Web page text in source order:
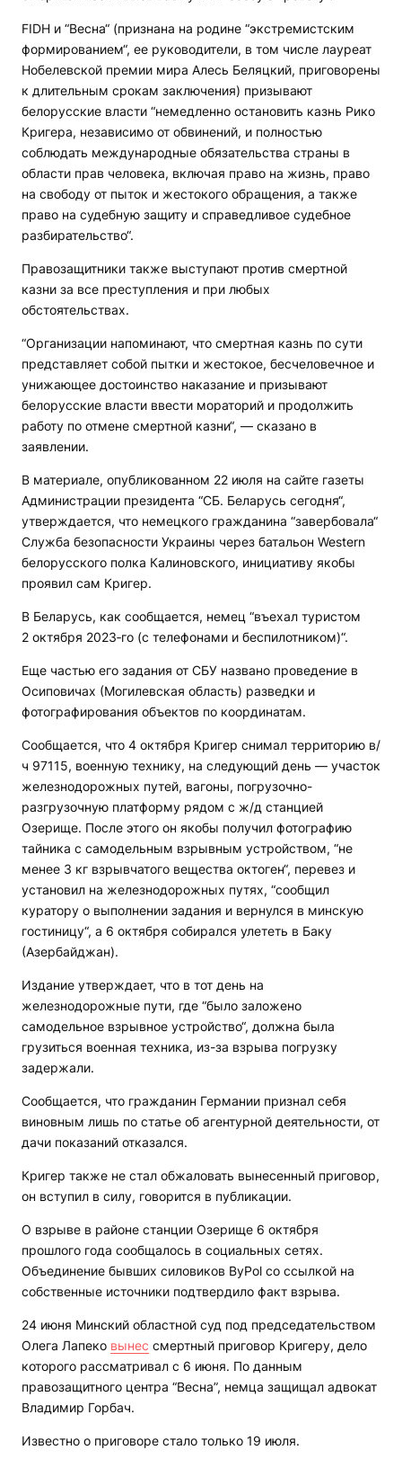
FIDH и “Весна“ (признана на родине “экстремистским
формированием“, ее руководители, в том числе лауреат
Нобелевской премии мира Алесь Беляцкий, приговорены
к длительным срокам заключения) призывают
белорусские власти “немедленно остановить казнь Рико
Кригера, независимо от обвинений, и полностью
соблюдать международные обязательства страны в
области прав человека, включая право на жизнь, право
на свободу от пыток и жестокого обращения, а также
право на судебную защиту и справедливое судебное
разбирательство“.
Правозащитники также выступают против смертной
казни за все преступления и при любых
обстоятельствах.
“Организации напоминают, что смертная казнь по сути
представляет собой пытки и жестокое, бесчеловечное и
унижающее достоинство наказание и призывают
белорусские власти ввести мораторий и продолжить
работу по отмене смертной казни“, — сказано в
заявлении.
В материале, опубликованном 22 июля на сайте газеты
Администрации президента “СБ. Беларусь сегодня“,
утверждается, что немецкого гражданина “завербовала“
Служба безопасности Украины через батальон Western
белорусского полка Калиновского, инициативу якобы
проявил сам Кригер.
В Беларусь, как сообщается, немец “въехал туристом
2 октября 2023‑го (с телефонами и беспилотником)“.
Еще частью его задания от СБУ названо проведение в
Осиповичах (Могилевская область) разведки и
фотографирования объектов по координатам.
Сообщается, что 4 октября Кригер снимал территорию в/
ч 97115, военную технику, на следующий день — участок
железнодорожных путей, вагоны, погрузочно-
разгрузочную платформу рядом с ж/д станцией
Озерище. После этого он якобы получил фотографию
тайника с самодельным взрывным устройством, “не
менее 3 кг взрывчатого вещества октоген“, перевез и
установил на железнодорожных путях, “сообщил
куратору о выполнении задания и вернулся в минскую
гостиницу“, а 6 октября собирался улететь в Баку
(Азербайджан).
Издание утверждает, что в тот день на
железнодорожные пути, где “было заложено
самодельное взрывное устройство“, должна была
грузиться военная техника, из-за взрыва погрузку
задержали.
Сообщается, что гражданин Германии признал себя
виновным лишь по статье об агентурной деятельности, от
дачи показаний отказался.
Кригер также не стал обжаловать вынесенный приговор,
он вступил в силу, говорится в публикации.
О взрыве в районе станции Озерище 6 октября
прошлого года сообщалось в социальных сетях.
Объединение бывших силовиков ByPol со ссылкой на
собственные источники подтвердило факт взрыва.
24 июня Минский областной суд под председательством
Олега Лапеко вынес смертный приговор Кригеру, дело
которого рассматривал с 6 июня. По данным
правозащитного центра “Весна”, немца защищал адвокат
Владимир Горбач.
Известно о приговоре стало только 19 июля.